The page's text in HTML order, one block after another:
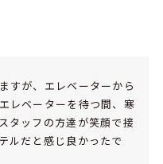
すが、エレベーターから
レベーターを待つ間、寒
タッフの方達が笑顔で接
ルだと感じ良かったで